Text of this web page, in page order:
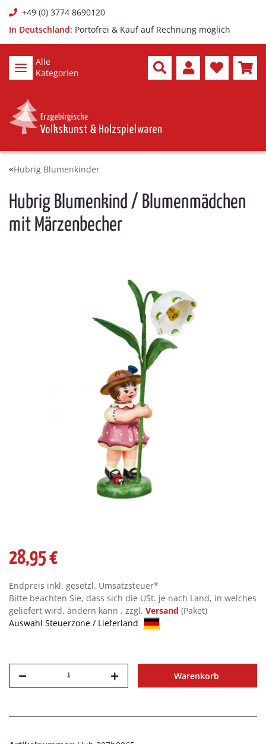
+49 (0) 3774 8690120
In Deutschland: Portofrei & Kauf auf Rechnung möglich
Alle
Kategorien
Hubrig Blumenkinder
Hubrig Blumenkind / Blumenmädchen
mit Märzenbecher
28,95 €
Endpreis inkl. gesetzl. Umsatzsteuer*
Bitte beachten Sie, dass sich die USt. je nach Land, in welches
geliefert wird, ändern kann , zzgl. Versand (Paket)
Auswahl Steuerzone / Lieferland
Warenkorb